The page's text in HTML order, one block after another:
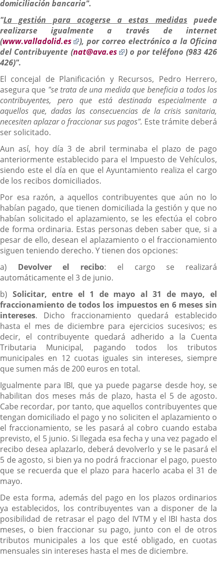
domiciliación bancaria".
"La gestión para acogerse a estas medidas puede
realizarse igualmente a través de internet
(www.valladolid.es
Enlace
a
externa.
), por correo electrónico a la Oficina
del Contribuyente (nat@ava.es
Enlace
aplicación
externa.
) o por teléfono (983 426
426)".
El concejal de Planificación y Recursos, Pedro Herrero,
asegura que "se trata de una medida que beneficia a todos los
contribuyentes, pero que está destinada especialmente a
aquellos que, dadas las consecuencias de la crisis sanitaria,
necesiten aplazar o fraccionar sus pagos". Este trámite deberá
ser solicitado.
Aun así, hoy día 3 de abril terminaba el plazo de pago
anteriormente establecido para el Impuesto de Vehículos,
siendo este el día en que el Ayuntamiento realiza el cargo
de los recibos domiciliados.
Por esa razón, a aquellos contribuyentes que aún no lo
habían pagado, que tienen domiciliada la gestión y que no
habían solicitado el aplazamiento, se les efectúa el cobro
de forma ordinaria. Estas personas deben saber que, si a
pesar de ello, desean el aplazamiento o el fraccionamiento
siguen teniendo derecho. Y tienen dos opciones:
a) Devolver el recibo: el cargo se realizará
automáticamente el 3 de junio.
b) Solicitar, entre el 1 de mayo al 31 de mayo, el
fraccionamiento de todos los impuestos en 6 meses sin
intereses. Dicho fraccionamiento quedará establecido
hasta el mes de diciembre para ejercicios sucesivos; es
decir, el contribuyente quedará adherido a la Cuenta
Tributaria Municipal, pagando todos los tributos
municipales en 12 cuotas iguales sin intereses, siempre
que sumen más de 200 euros en total.
Igualmente para IBI, que ya puede pagarse desde hoy, se
habilitan dos meses más de plazo, hasta el 5 de agosto.
Cabe recordar, por tanto, que aquellos contribuyentes que
tengan domiciliado el pago y no soliciten el aplazamiento o
el fraccionamiento, se les pasará al cobro cuando estaba
previsto, el 5 junio. Si llegada esa fecha y una vez pagado el
recibo desea aplazarlo, deberá devolverlo y se le pasará el
5 de agosto, si bien ya no podrá fraccionar el pago, puesto
que se recuerda que el plazo para hacerlo acaba el 31 de
mayo.
De esta forma, además del pago en los plazos ordinarios
ya establecidos, los contribuyentes van a disponer de la
posibilidad de retrasar el pago del IVTM y el IBI hasta dos
meses, o bien fraccionar su pago, junto con el de otros
tributos municipales a los que esté obligado, en cuotas
mensuales sin intereses hasta el mes de diciembre.